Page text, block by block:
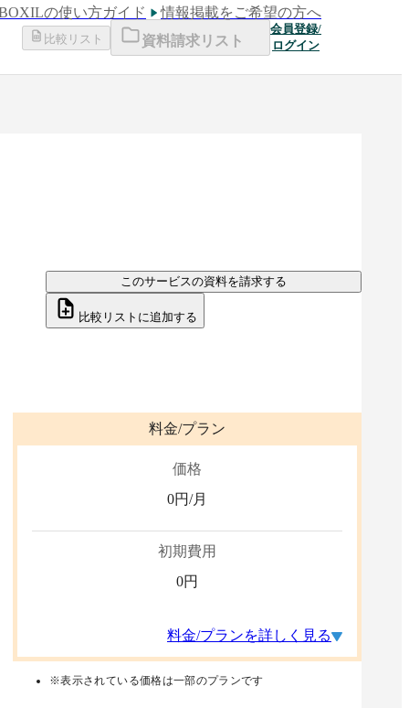
の使い方ガイド
情報掲載をご希望の方へ
比較リスト 資料請求リスト
会員登録/
ログイン
このサービスの資料を請求する
比較リストに追加する
料金/プラン
価格
0円/月
初期費用
0円
料金/プランを詳しく見る
※表示されている価格は一部のプランです